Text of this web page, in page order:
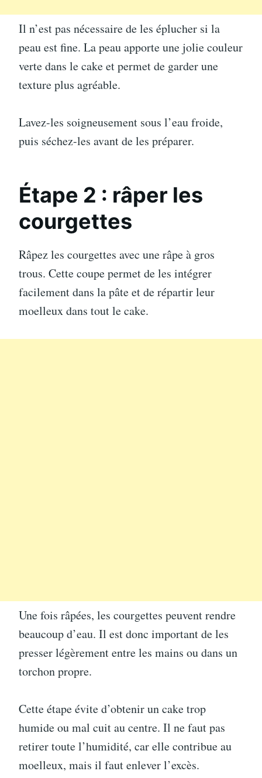
Il n’est pas nécessaire de les éplucher si la
peau est fine. La peau apporte une jolie couleur
verte dans le cake et permet de garder une
texture plus agréable.
Lavez-les soigneusement sous l’eau froide,
puis séchez-les avant de les préparer.
Étape 2 : râper les
courgettes
Râpez les courgettes avec une râpe à gros
trous. Cette coupe permet de les intégrer
facilement dans la pâte et de répartir leur
moelleux dans tout le cake.
Une fois râpées, les courgettes peuvent rendre
beaucoup d’eau. Il est donc important de les
presser légèrement entre les mains ou dans un
torchon propre.
Cette étape évite d’obtenir un cake trop
humide ou mal cuit au centre. Il ne faut pas
retirer toute l’humidité, car elle contribue au
moelleux, mais il faut enlever l’excès.